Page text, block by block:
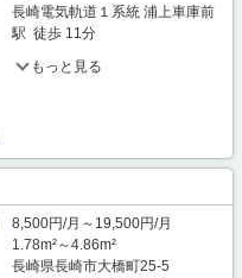
長崎電気軌道１系統 浦上車庫前
駅 徒歩 11分
もっと見る
8,500円/月～19,500円/月
1.78m²～4.86m²
長崎県長崎市大橋町25-5